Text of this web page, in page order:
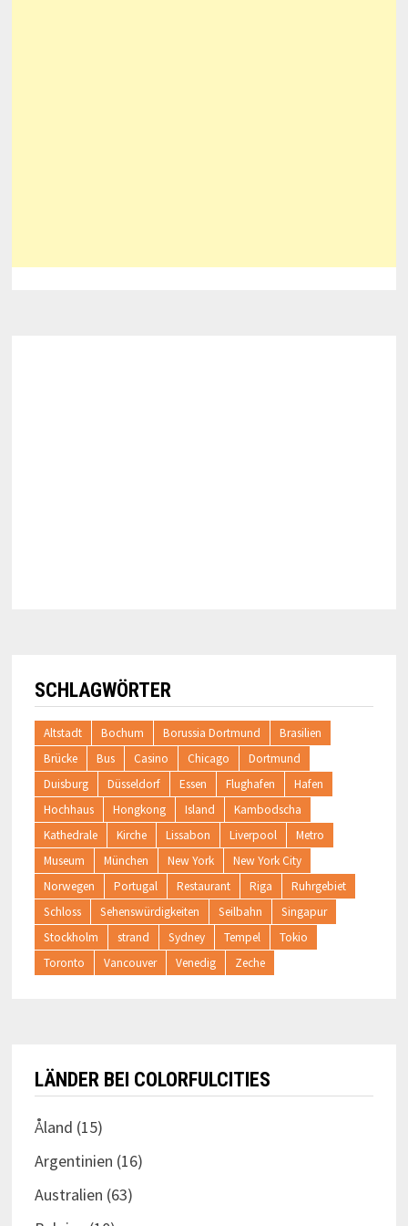
SCHLAGWÖRTER
Altstadt Bochum Borussia Dortmund
Brasilien
Brücke
Bus Casino Chicago
Dortmund
Duisburg
Düsseldorf Essen Flughafen
Hafen
Hochhaus
Hongkong Island
Kambodscha
Kathedrale
Kirche Lissabon Liverpool
Metro
Museum
München New York
New York City
Norwegen
Portugal Restaurant Riga
Ruhrgebiet
Schloss
Sehenswürdigkeiten Seilbahn
Singapur
Stockholm
strand Sydney Tempel
Tokio
Toronto
Vancouver Venedig Zeche
LÄNDER BEI COLORFULCITIES
Åland (15)
Argentinien (16)
Australien (63)